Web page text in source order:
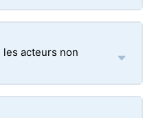
acteurs non